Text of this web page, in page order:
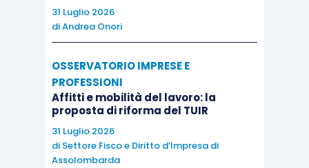
31 Luglio 2026
diAndrea Onori
OSSERVATORIO IMPRESE E
PROFESSIONI
Affitti e mobilità del lavoro: la
proposta di riforma del TUIR
31 Luglio 2026
di Settore Fisco e Diritto d’Impresa di
Assolombarda